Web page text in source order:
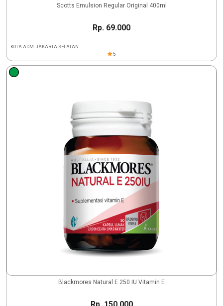
Scotts Emulsion Regular Original 400ml
Rp. 69.000
KOTA ADM. JAKARTA SELATAN
5
Blackmores Natural E 250 IU Vitamin E